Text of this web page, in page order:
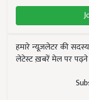
हमारे न्यूज़लेटर की
लेटेस्ट ख़बरें मेल पर पढ़ने